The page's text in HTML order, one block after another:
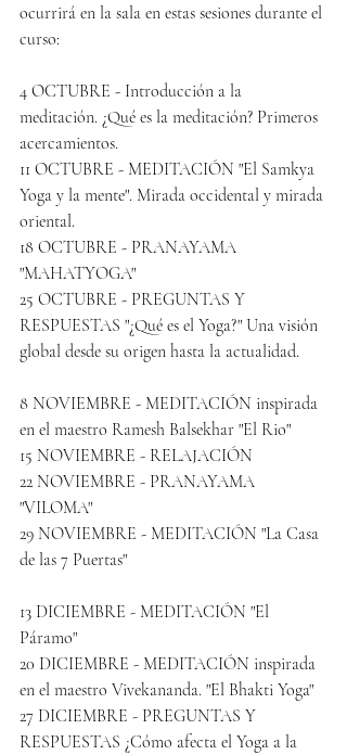
ocurrirá en la sala en estas sesiones durante el
curso:
4 OCTUBRE - Introducción a la
meditación. ¿Qué es la meditación? Primeros
acercamientos.
11 OCTUBRE - MEDITACIÓN "El Samkya
Yoga y la mente". Mirada occidental y mirada
oriental.
18 OCTUBRE - PRANAYAMA
"MAHATYOGA"
25 OCTUBRE - PREGUNTAS Y
RESPUESTAS "¿Qué es el Yoga?" Una visión
global desde su origen hasta la actualidad.
8 NOVIEMBRE - MEDITACIÓN inspirada
en el maestro Ramesh Balsekhar "El Rio"
15 NOVIEMBRE - RELAJACIÓN
22 NOVIEMBRE - PRANAYAMA
"VILOMA"
29 NOVIEMBRE - MEDITACIÓN "La Casa
de las 7 Puertas"
13 DICIEMBRE - MEDITACIÓN "El
Páramo"
20 DICIEMBRE - MEDITACIÓN inspirada
en el maestro Vivekananda. "El Bhakti Yoga"
27 DICIEMBRE - PREGUNTAS Y
RESPUESTAS ¿Cómo afecta el Yoga a la